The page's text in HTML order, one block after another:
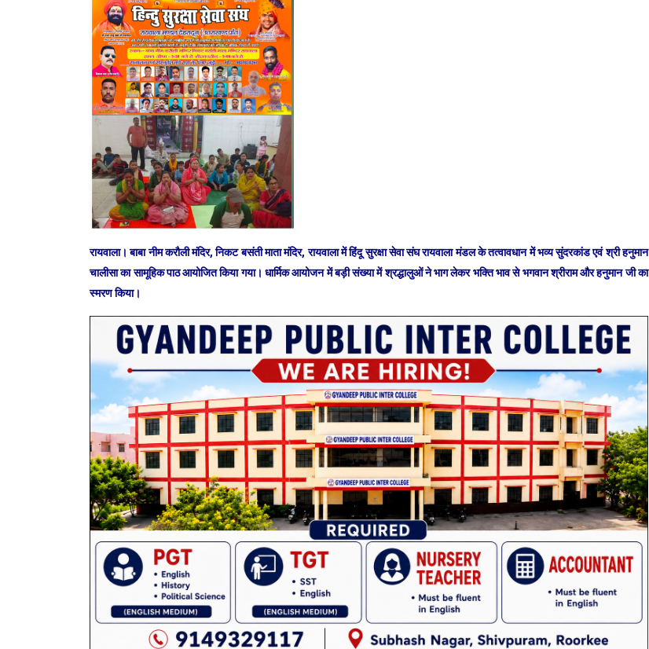
रायवाला। बाबा नीम करौली मंदिर, निकट बसंती माता मंदिर, रायवाला में हिंदू सुरक्षा सेवा संघ रायवाला मंडल के तत्वावधान में भव्य सुंदरकांड एवं श्री हनुमान
चालीसा का सामूहिक पाठ आयोजित किया गया। धार्मिक आयोजन में बड़ी संख्या में श्रद्धालुओं ने भाग लेकर भक्ति भाव से भगवान श्रीराम और हनुमान जी का
स्मरण किया।